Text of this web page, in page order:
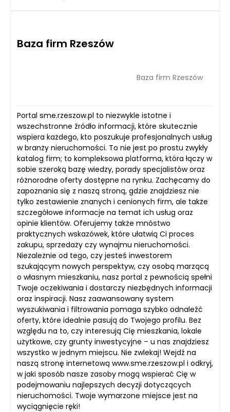
Baza firm Rzeszów
Baza firm Rzeszów
Portal sme.rzeszow.pl to niezwykle istotne i
wszechstronne źródło informacji, które skutecznie
wspiera każdego, kto poszukuje profesjonalnych usług
w branży nieruchomości. To nie jest po prostu zwykły
katalog firm; to kompleksowa platforma, która łączy w
sobie szeroką bazę wiedzy, porady specjalistów oraz
różnorodne oferty dostępne na rynku. Zachęcamy do
zapoznania się z naszą stroną, gdzie znajdziesz nie
tylko zestawienie znanych i cenionych firm, ale także
szczegółowe informacje na temat ich usług oraz
opinie klientów. Oferujemy także mnóstwo
praktycznych wskazówek, które ułatwią Ci proces
zakupu, sprzedaży czy wynajmu nieruchomości.
Niezależnie od tego, czy jesteś inwestorem
szukającym nowych perspektyw, czy osobą marzącą
o własnym mieszkaniu, nasz portal z pewnością spełni
Twoje oczekiwania i dostarczy niezbędnych informacji
oraz inspiracji. Nasz zaawansowany system
wyszukiwania i filtrowania pomaga szybko odnaleźć
oferty, które idealnie pasują do Twojego profilu. Bez
względu na to, czy interesują Cię mieszkania, lokale
użytkowe, czy grunty inwestycyjne – u nas znajdziesz
wszystko w jednym miejscu. Nie zwlekaj! Wejdź na
naszą stronę internetową www.sme.rzeszow.pl i odkryj,
w jaki sposób nasze zasoby mogą wspierać Cię w
podejmowaniu najlepszych decyzji dotyczących
nieruchomości. Twoje wymarzone miejsce jest na
wyciągnięcie ręki!